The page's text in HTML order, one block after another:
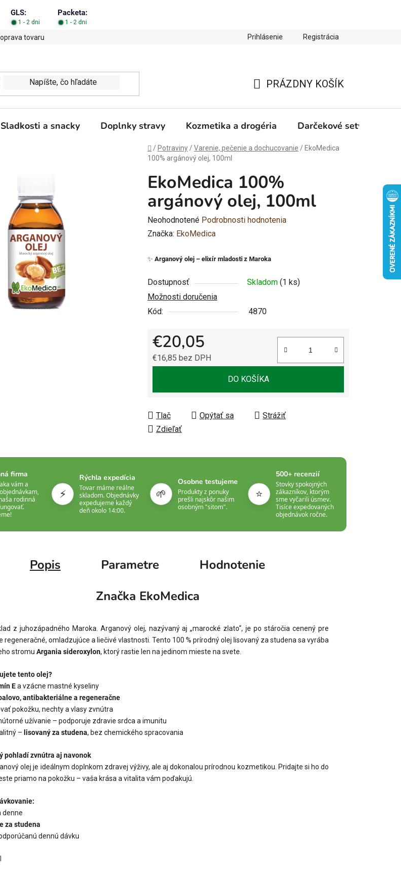
GLS: Packeta:
1 - 2 dni 1 - 2 dni
tovaru Podmienky ochrany osobných údajov Zľava 10 % na prvý nákup
Prihlásenie Registrácia
KOŠÍK
PRÁZDNY KOŠÍK
Sladkosti a snacky Doplnky stravy Kozmetika a drogéria Darčekové sety
Domov
/ Potraviny /Varenie, pečenie a dochucovanie / EkoMedica
100% argánový olej, 100ml
EkoMedica 100%
argánový olej, 100ml
Priemerné
hodnotenie
je
z
5
hviezdičiek.
Neohodnotené Podrobnosti hodnotenia
Značka: EkoMedica
✨ Arganový olej – elixír mladosti z Maroka
Dostupnosť Skladom (1 ks)
Možnosti doručenia
Kód:
4870
€20,05
€16,85 bez DPH
DO KOŠÍKA
Tlač Opýtať sa
Strážiť
Zdieľať
firma
vám a
rodinná
⚡
Rýchla expedícia
Tovar máme reálne
skladom. Objednávky
expedujeme každý
deň okolo 14:00.
🌱
Osobne testujeme
Produkty z ponuky
prešli najskôr našim
osobným "sitom".
⭐
500+ recenzií
Stovky spokojných
zákazníkov, ktorým
sme vyčarili úsmev.
Tisíce expedovaných
objednávok ročne.
Popis Parametre
Hodnotenie
Značka EkoMedica
z juhozápadného Maroka. Arganový olej, nazývaný aj „marocké zlato“, je po stáročia cenený pre
regeneračné, omladzujúce a liečivé vlastnosti. Tento 100 % prírodný olej lisovaný za studena sa vyrába
stromu Argania sideroxylon, ktorý rastie len na jedinom mieste na svete.
tento olej?
Ea vzácne mastné kyseliny
antibakteriálne a regeneračne
pokožku, nechty a vlasy zvnútra
užívanie – podporuje zdravie srdca a imunitu
– lisovaný za studena, bez chemického spracovania
pohladí zvnútra aj navonok
olej je ideálnym doplnkom zdravej výživy, ale aj dokonalou prírodnou kozmetikou. Pridajte si ho do
priamo na pokožku – vaša krása a vitalita vám poďakujú.
denne
za studena
dennú dávku